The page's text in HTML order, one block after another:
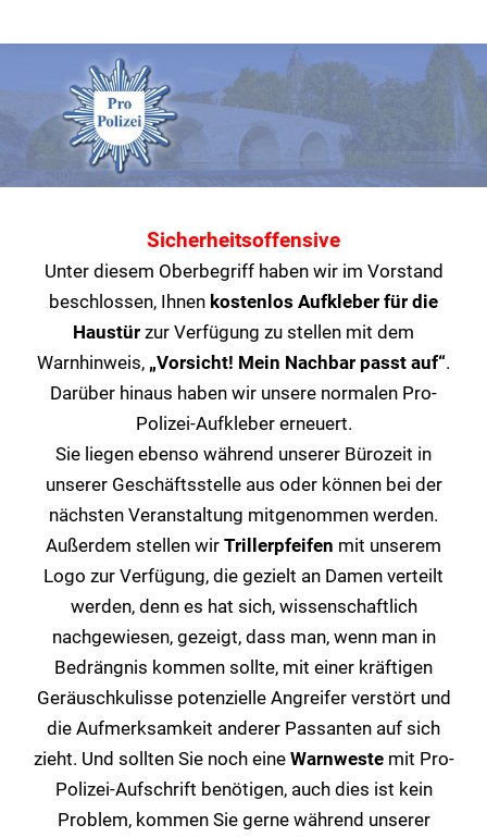
Sicherheitsoffensive
Unter diesem Oberbegriff haben wir im Vorstand
beschlossen, Ihnen kostenlos Aufkleber für die
Haustür zur Verfügung zu stellen mit dem
Warnhinweis, „Vorsicht! Mein Nachbar passt auf“.
Darüber hinaus haben wir unsere normalen Pro-
Polizei-Aufkleber erneuert.
Sie liegen ebenso während unserer Bürozeit in
unserer Geschäftsstelle aus oder können bei der
nächsten Veranstaltung mitgenommen werden.
Außerdem stellen wir Trillerpfeifen mit unserem
Logo zur Verfügung, die gezielt an Damen verteilt
werden, denn es hat sich, wissenschaftlich
nachgewiesen, gezeigt, dass man, wenn man in
Bedrängnis kommen sollte, mit einer kräftigen
Geräuschkulisse potenzielle Angreifer verstört und
die Aufmerksamkeit anderer Passanten auf sich
zieht. Und sollten Sie noch eine Warnweste mit Pro-
Polizei-Aufschrift benötigen, auch dies ist kein
Problem, kommen Sie gerne während unserer